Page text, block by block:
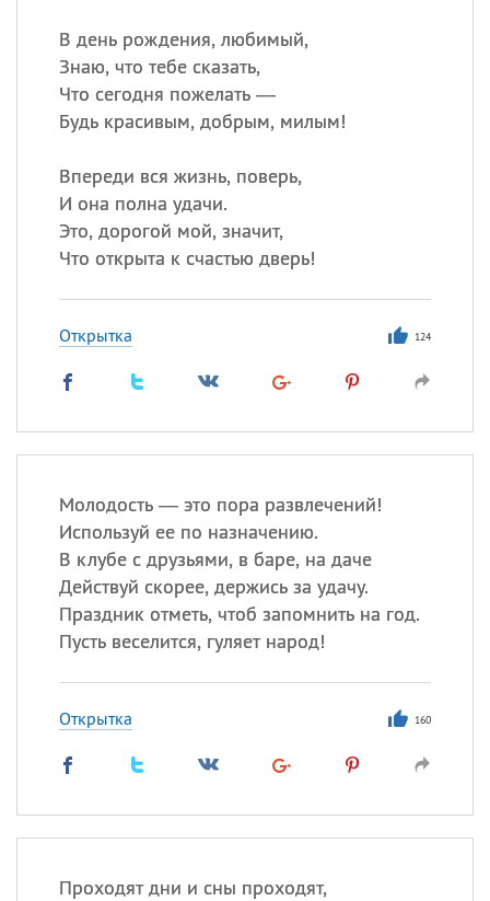
В день рождения, любимый,
Знаю, что тебе сказать,
Что сегодня пожелать —
Будь красивым, добрым, милым!
Впереди вся жизнь, поверь,
И она полна удачи.
Это, дорогой мой, значит,
Что открыта к счастью дверь!
Открытка 124
Молодость — это пора развлечений!
Используй ее по назначению.
В клубе с друзьями, в баре, на даче
Действуй скорее, держись за удачу.
Праздник отметь, чтоб запомнить на год.
Пусть веселится, гуляет народ!
Открытка 160
Проходят дни и сны проходят,